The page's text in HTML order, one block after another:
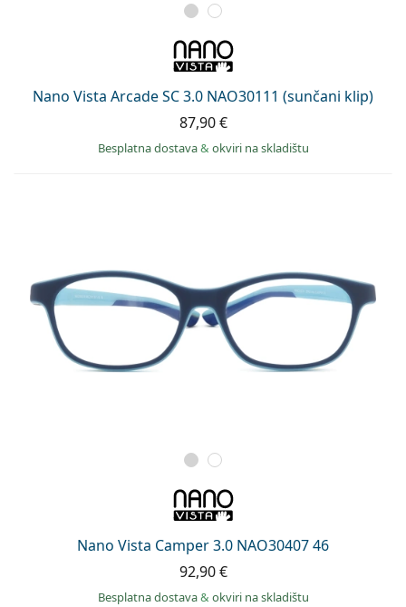
Nano Vista Arcade SC 3.0 NAO30111 (sunčani klip)
87,90 €
Besplatna dostava& okviri na skladištu
Nano Vista Camper 3.0 NAO30407 46
92,90 €
Besplatna dostava& okviri na skladištu